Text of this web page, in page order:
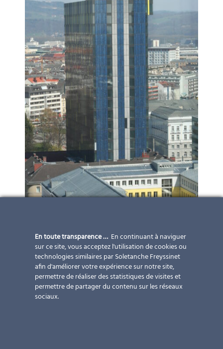
En toute transparence … En continuant à naviguer
sur ce site, vous acceptez l'utilisation de cookies ou
technologies similaires par Soletanche Freyssinet
afin d'améliorer votre expérience sur notre site,
permettre de réaliser des statistiques de visites et
permettre de partager du contenu sur les réseaux
sociaux.